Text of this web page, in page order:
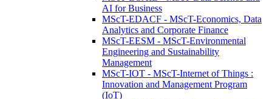
AI for Business
MScT-EDACF - MScT-Economics, Data
Analytics and Corporate Finance
MScT-EESM - MScT-Environmental
Engineering and Sustainability
Management
MScT-IOT - MScT-Internet of Things :
Innovation and Management Program
(IoT)